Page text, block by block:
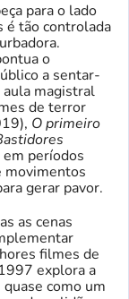
para o lado
é tão controlada
o
a sentar-
aula magistral
de terror
O primeiro
períodos
movimentos
gerar pavor.
as cenas
filmes de
explora a
como um